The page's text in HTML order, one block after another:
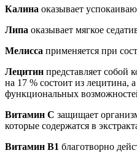
Калина оказывает
Липа оказывает мягкое
Мелисса применяется при
Лецитин представляет
на 17 % состоит из лецитина,
функциональных
Витамин С защищает
которые содержатся в
Витамин В1 благотворно